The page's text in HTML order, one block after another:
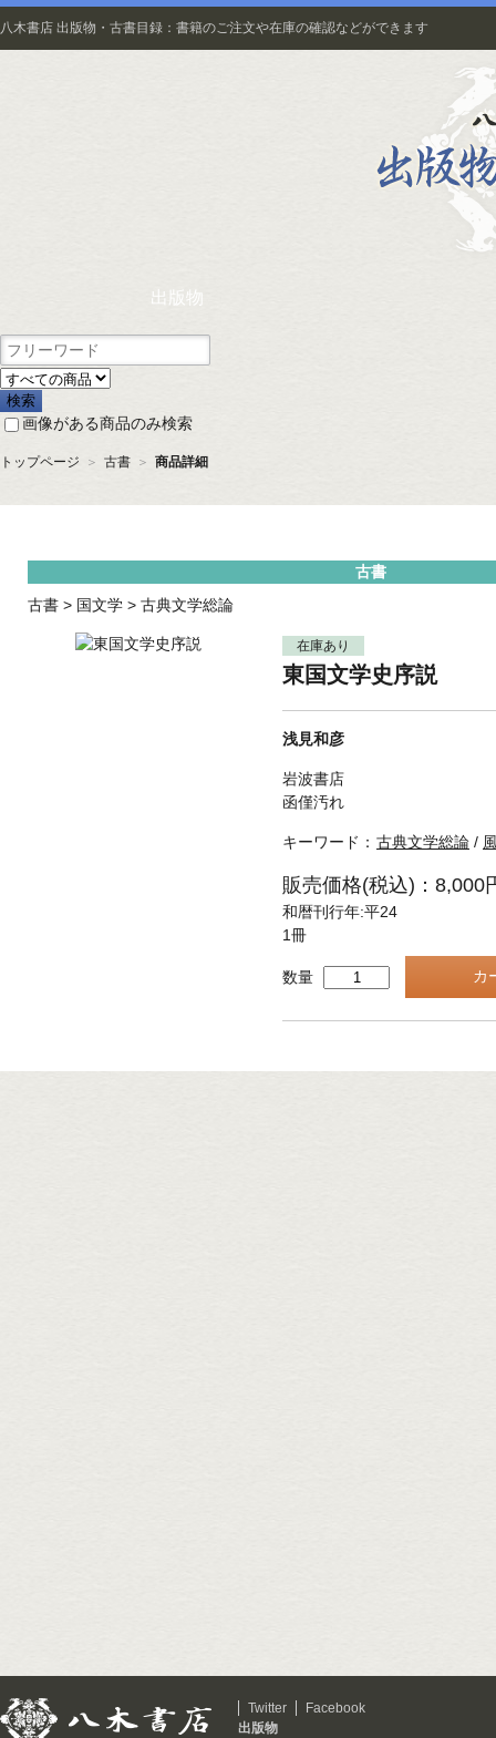
八木書店 出版物・古書目録：書籍のご注文や在庫の確認などができます
出版物
画像がある商品のみ検索
トップページ ＞ 古書 ＞ 商品詳細
古書
古書 > 国文学 > 古典文学総論
在庫あり
東国文学史序説
浅見和彦
岩波書店
函僅汚れ
キーワード： 古典文学総論 /
販売価格(税込)：8,000
和暦刊行年:平24
1冊
数量
Twitter
Facebook
出版物